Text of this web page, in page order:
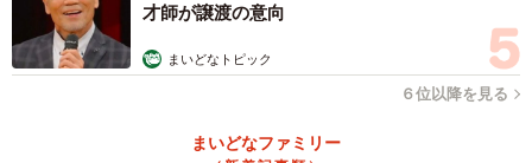
才師が譲渡の意向
まいどなトピック
６位以降を見る
まいどなファミリー